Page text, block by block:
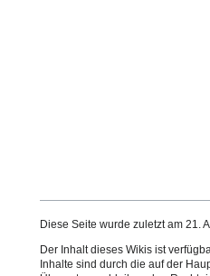
Diese Seite wurde zuletzt am 21.
Der Inhalt dieses Wikis ist
Inhalte sind durch die auf der